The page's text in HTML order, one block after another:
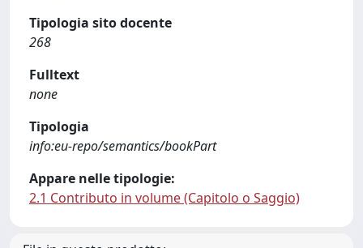
Tipologia sito docente
268
Fulltext
none
Tipologia
info:eu-repo/semantics/bookPart
Appare nelle tipologie:
2.1 Contributo in volume (Capitolo o Saggio)